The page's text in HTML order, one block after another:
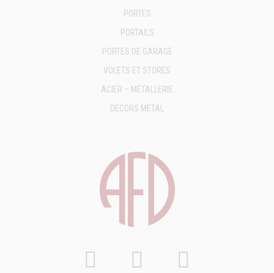
PORTES
PORTAILS
PORTES DE GARAGE
VOLETS ET STORES
ACIER – MÉTALLERIE
DÉCORS MÉTAL